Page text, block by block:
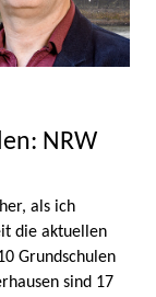
NRW
als ich
die aktuellen
Grundschulen
sind 17